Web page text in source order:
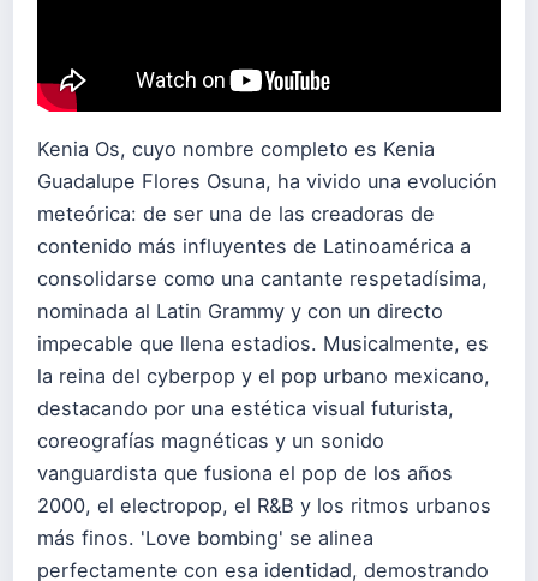
Kenia Os, cuyo nombre completo es Kenia
Guadalupe Flores Osuna, ha vivido una evolución
meteórica: de ser una de las creadoras de
contenido más influyentes de Latinoamérica a
consolidarse como una cantante respetadísima,
nominada al Latin Grammy y con un directo
impecable que llena estadios. Musicalmente, es
la reina del cyberpop y el pop urbano mexicano,
destacando por una estética visual futurista,
coreografías magnéticas y un sonido
vanguardista que fusiona el pop de los años
2000, el electropop, el R&B y los ritmos urbanos
más finos. 'Love bombing' se alinea
perfectamente con esa identidad, demostrando